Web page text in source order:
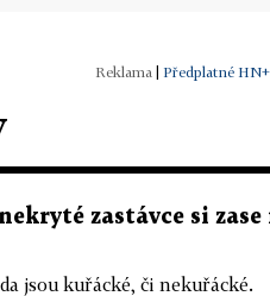
Předplatné
zastávce si zase
jsou kuřácké, či nekuřácké.